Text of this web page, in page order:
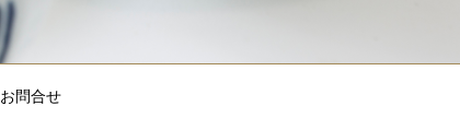
お問合せ